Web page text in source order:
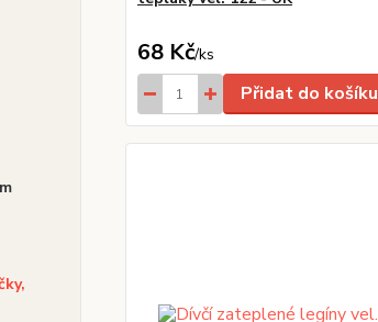
68 Kč/ks
Přidat do košíku